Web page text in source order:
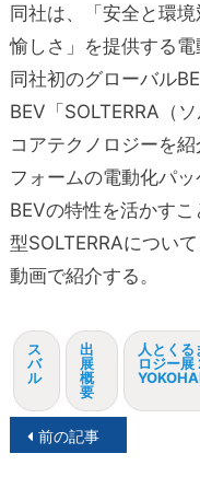
同社は、「安全と環
愉しさ」を提供する電
同社初のグローバル
BEV「SOLTERRA（
コアテクノロジーを
フォームの電動化パッ
BEVの特性を活かす
型SOLTERRAについ
動画で紹介する。
ス
バ
ル
出
展
概
要
人とくる
ロジー展
投前の記事